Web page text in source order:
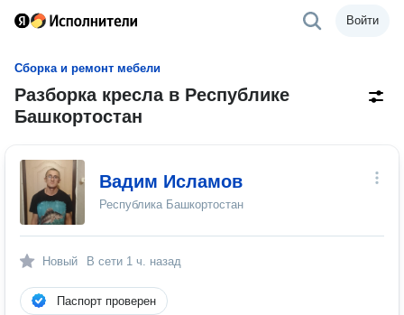
Войти
Сборка и ремонт мебели
Разборка кресла в Республике
Башкортостан
Вадим Исламов
Республика Башкортостан
Новый В сети 1 ч. назад
Паспорт проверен